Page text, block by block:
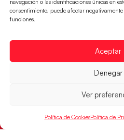
navegación o las identificaciones únicas en
consentimiento, puede afectar negativamente
funciones.
Aceptar
Denegar
Ver
Política de CookiesPolítica de
Los Hispanos Juveniles
semifinales del EHF
Los pupilos de Javier Márquez